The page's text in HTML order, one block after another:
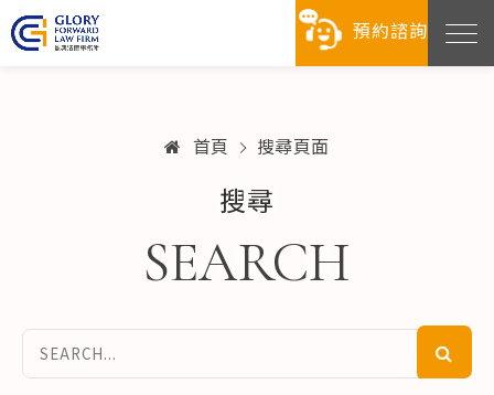
預約諮詢
首頁 搜尋頁面
搜尋
SEARCH